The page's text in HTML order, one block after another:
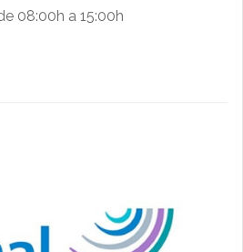
08:00h a 15:00h